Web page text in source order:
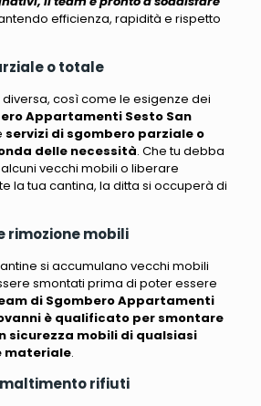
efficienza, rapidità e rispetto
o totale
così come le esigenze dei
Appartamenti Sesto San
servizi di sgombero parziale o
delle necessità. Che tu debba
vecchi mobili o liberare
la tua cantina, la ditta si occuperà di
rimozione mobili
si accumulano vecchi mobili
smontati prima di poter essere
di Sgombero Appartamenti
è qualificato per smontare
sicurezza mobili di qualsiasi
materiale.
rifiuti